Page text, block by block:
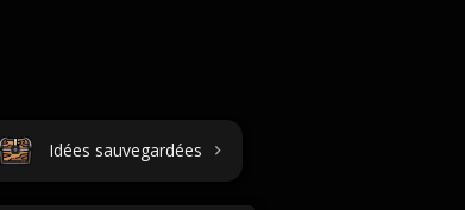
Idées sauvegardées